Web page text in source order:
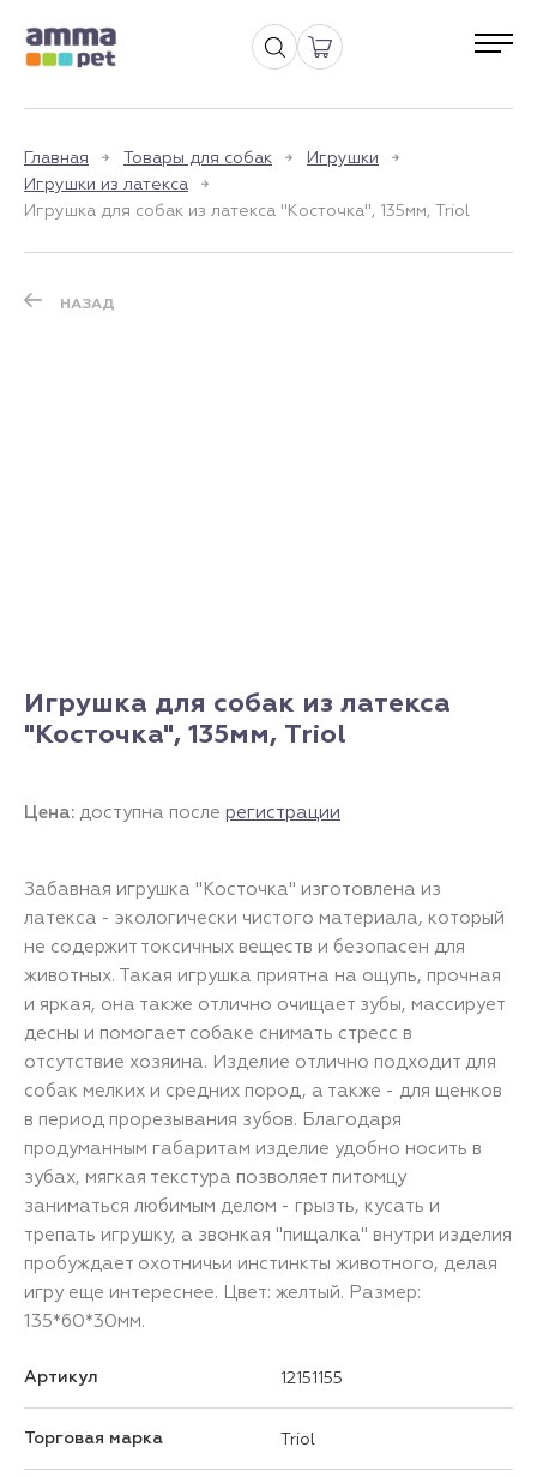
Главная Товары для собак
Игрушки
Игрушки из латекса
Игрушка для собак из латекса "Косточка", 135мм, Triol
НАЗАД
Игрушка для собак из латекса
"Косточка", 135мм, Triol
Цена: доступна после регистрации
Забавная игрушка "Косточка" изготовлена из
латекса - экологически чистого материала, который
не содержит токсичных веществ и безопасен для
животных. Такая игрушка приятна на ощупь, прочная
и яркая, она также отлично очищает зубы, массирует
десны и помогает собаке снимать стресс в
отсутствие хозяина. Изделие отлично подходит для
собак мелких и средних пород, а также - для щенков
в период прорезывания зубов. Благодаря
продуманным габаритам изделие удобно носить в
зубах, мягкая текстура позволяет питомцу
заниматься любимым делом - грызть, кусать и
трепать игрушку, а звонкая "пищалка" внутри изделия
пробуждает охотничьи инстинкты животного, делая
игру еще интереснее. Цвет: желтый. Размер:
135*60*30мм.
Артикул 12151155
Торговая марка Triol